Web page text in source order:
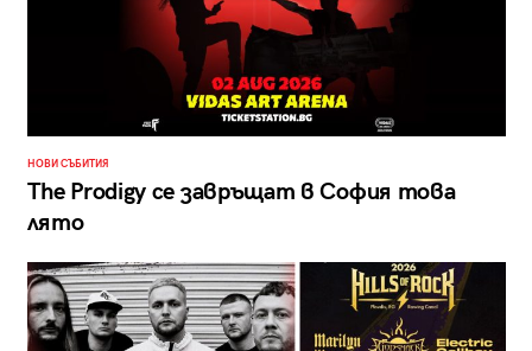
НОВИ СЪБИТИЯ
The Prodigy се завръщат в София това
лято